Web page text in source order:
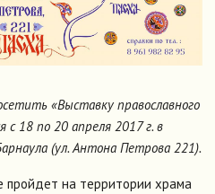
«Выставку православного
с 18 по 20 апреля 2017 г. в
(ул. Антона Петрова 221).
пройдет на территории храма